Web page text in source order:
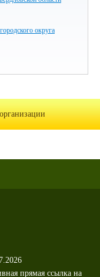
округа
прямая ссылка на